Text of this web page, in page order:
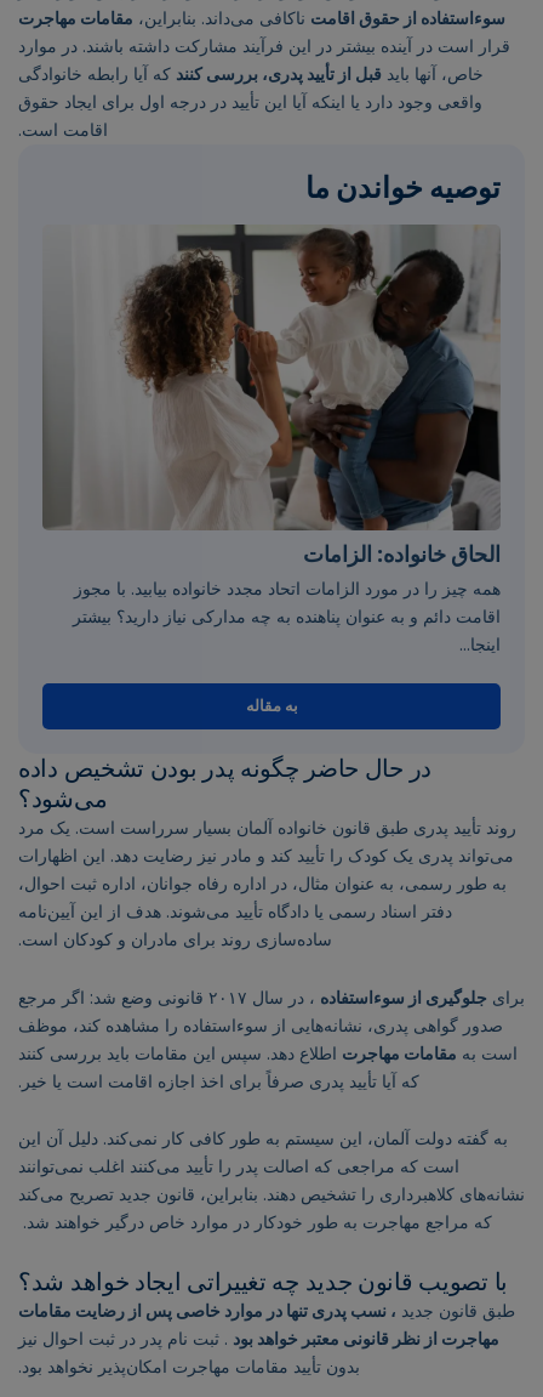
سوءاستفاده از حقوق اقامت ناکافی می‌داند. بنابراین، مقامات مهاجرت
قرار است در آینده بیشتر در این فرآیند مشارکت داشته باشند. در موارد
خاص، آنها باید قبل از تأیید پدری، بررسی کنند که آیا رابطه خانوادگی
واقعی وجود دارد یا اینکه آیا این تأیید در درجه اول برای ایجاد حقوق
اقامت است.
توصیه خواندن ما
الحاق خانواده: الزامات
همه چیز را در مورد الزامات اتحاد مجدد خانواده بیابید. با مجوز
اقامت دائم و به عنوان پناهنده به چه مدارکی نیاز دارید؟ بیشتر
اینجا...
به مقاله
در حال حاضر چگونه پدر بودن تشخیص داده
می‌شود؟
روند تأیید پدری طبق قانون خانواده آلمان بسیار سرراست است. یک مرد
می‌تواند پدری یک کودک را تأیید کند و مادر نیز رضایت دهد. این اظهارات
به طور رسمی، به عنوان مثال، در اداره رفاه جوانان، اداره ثبت احوال،
دفتر اسناد رسمی یا دادگاه تأیید می‌شوند. هدف از این آیین‌نامه
ساده‌سازی روند برای مادران و کودکان است.
برای جلوگیری از سوءاستفاده
، در سال ۲۰۱۷ قانونی وضع شد: اگر مرجع
صدور گواهی پدری، نشانه‌هایی از سوءاستفاده را مشاهده کند، موظف
است به مقامات مهاجرت اطلاع دهد. سپس این مقامات باید بررسی کنند
که آیا تأیید پدری صرفاً برای اخذ اجازه اقامت است یا خیر.
به گفته دولت آلمان، این سیستم به طور کافی کار نمی‌کند. دلیل آن این
است که مراجعی که اصالت پدر را تأیید می‌کنند اغلب نمی‌توانند
نشانه‌های کلاهبرداری را تشخیص دهند. بنابراین، قانون جدید تصریح می‌کند
که مراجع مهاجرت به طور خودکار در موارد خاص درگیر خواهند شد.
با تصویب قانون جدید چه تغییراتی ایجاد خواهد شد؟
طبق قانون جدید ، نسب پدری تنها در موارد خاصی پس از رضایت مقامات
مهاجرت از نظر قانونی معتبر خواهد بود . ثبت نام پدر در ثبت احوال نیز
بدون تأیید مقامات مهاجرت امکان‌پذیر نخواهد بود.